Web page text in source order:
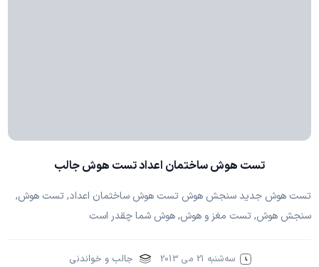
تست هوش ساختمان اعداد تست هوش جالب
تست هوش جدید سنجش هوش تست هوش ساختمان اعداد, تست هوش,
سنجش هوش, تست مغز و هوش, هوش شما چقدر است
سه‌شنبه 21 می 2013 جالب و خواندنی